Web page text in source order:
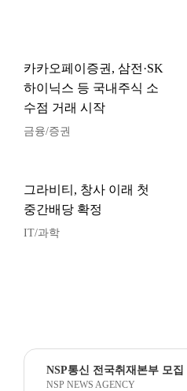
카카오페이증권, 삼전·SK
하이닉스 등 국내주식 소
수점 거래 시작
금융/증권
그라비티, 창사 이래 첫
중간배당 확정
IT/과학
NSP통신 전국취재본부 모집
NSP NEWS AGENCY